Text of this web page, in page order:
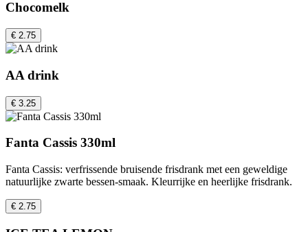
Chocomelk
€ 2.75
AA drink
€ 3.25
Fanta Cassis 330ml
Fanta Cassis: verfrissende bruisende frisdrank met een geweldige
natuurlijke zwarte bessen-smaak. Kleurrijke en heerlijke frisdrank.
€ 2.75